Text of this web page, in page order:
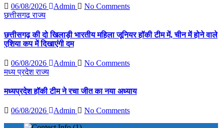
06/08/2026 Admin
No Comments
छत्तीसगढ़राज्य
छत्तीसगढ़ की दो खिलाड़ी भारतीय महिला जूनियर हॉकी टीम में, चीन में होने वाले
एशिया कप में दिखाएंगी दम
06/08/2026 Admin
No Comments
मध्य प्रदेशराज्य
मध्यप्रदेश हॉकी टीम ने रचा जीत का नया अध्याय
06/08/2026 Admin No Comments